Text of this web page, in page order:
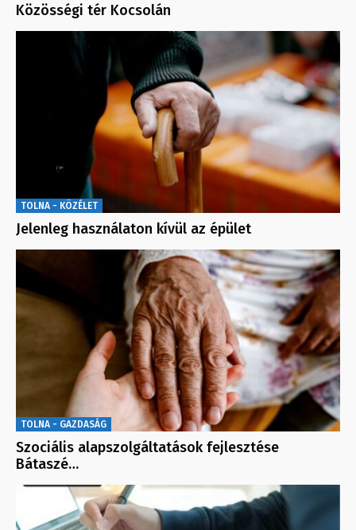
Közösségi tér Kocsolán
TOLNA - KÖZÉLET
Jelenleg használaton kívül az épület
TOLNA - GAZDASÁG
Szociális alapszolgáltatások fejlesztése
Bátaszé…